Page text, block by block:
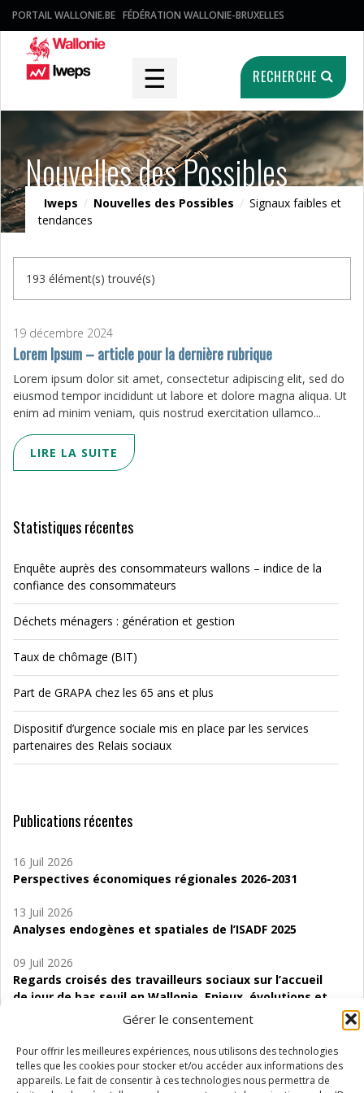
Gérer le consentement
Pour offrir les meilleures expériences, nous utilisons des technologies
telles que les cookies pour stocker et/ou accéder aux informations des
appareils. Le fait de consentir à ces technologies nous permettra de
PORTAIL WALLONIE.BE FÉDÉRATION WALLONIE-BRUXELLES
☰ RECHERCHE
Nouvelles des Possibles
Iweps / Nouvelles des Possibles / Signaux faibles et
tendances
193 élément(s) trouvé(s)
19 décembre 2024
Lorem Ipsum – article pour la dernière rubrique
Lorem ipsum dolor sit amet, consectetur adipiscing elit, sed do
eiusmod tempor incididunt ut labore et dolore magna aliqua. Ut
enim ad minim veniam, quis nostrud exercitation ullamco...
LIRE LA SUITE
Statistiques récentes
Enquête auprès des consommateurs wallons – indice de la
confiance des consommateurs
Déchets ménagers : génération et gestion
Taux de chômage (BIT)
Part de GRAPA chez les 65 ans et plus
Dispositif d’urgence sociale mis en place par les services
partenaires des Relais sociaux
Publications récentes
16 Juil 2026
Perspectives économiques régionales 2026-2031
13 Juil 2026
Analyses endogènes et spatiales de l’ISADF 2025
09 Juil 2026
Regards croisés des travailleurs sociaux sur l’accueil
de jour de bas seuil en Wallonie. Enjeux, évolutions et
06 Juil 2026
Étude d’évaluabilité des Structures
d’accompagnement à l’autocréation d’emploi (SAACE)